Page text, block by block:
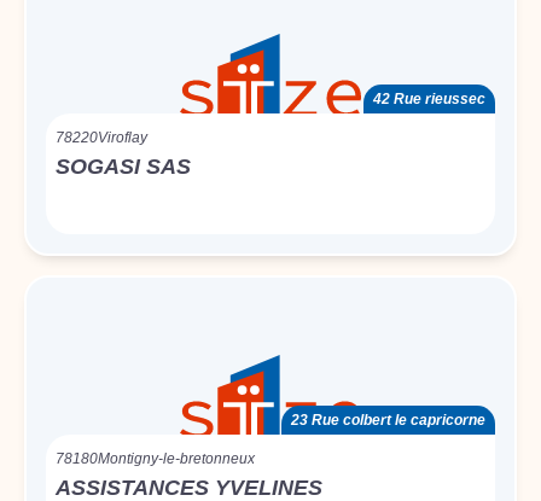
42 Rue rieussec
78220Viroflay
SOGASI SAS
23 Rue colbert le capricorne
78180Montigny-le-bretonneux
ASSISTANCES YVELINES